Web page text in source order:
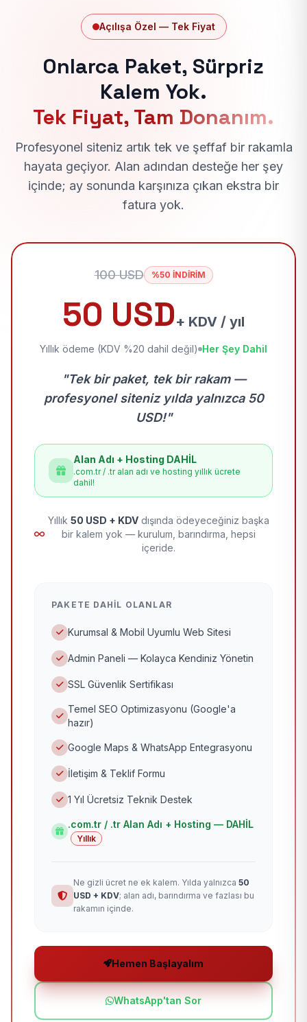
Açılışa Özel — Tek Fiyat
Onlarca Paket, Sürpriz
Kalem Yok.
Tek Fiyat, Tam Donanım.
Profesyonel siteniz artık tek ve şeffaf bir rakamla
hayata geçiyor. Alan adından desteğe her şey
içinde; ay sonunda karşınıza çıkan ekstra bir
fatura yok.
100 USD %50 İNDİRİM
50 USD+ KDV / yıl
Yıllık ödeme (KDV %20 dahil değil) Her Şey Dahil
"Tek bir paket, tek bir rakam —
profesyonel siteniz yılda yalnızca 50
USD!"
Alan Adı + Hosting DAHİL
.com.tr / .tr alan adı ve hosting yıllık ücrete
dahil!
Yıllık 50 USD + KDV dışında ödeyeceğiniz başka
bir kalem yok — kurulum, barındırma, hepsi
içeride.
PAKETE DAHIL OLANLAR
Kurumsal & Mobil Uyumlu Web Sitesi
Admin Paneli — Kolayca Kendiniz Yönetin
SSL Güvenlik Sertifikası
Temel SEO Optimizasyonu (Google'a
hazır)
Google Maps & WhatsApp Entegrasyonu
İletişim & Teklif Formu
1 Yıl Ücretsiz Teknik Destek
.com.tr / .tr Alan Adı + Hosting — DAHİL
Yıllık
Ne gizli ücret ne ek kalem. Yılda yalnızca 50
USD + KDV; alan adı, barındırma ve fazlası bu
rakamın içinde.
Hemen Başlayalım
WhatsApp'tan Sor